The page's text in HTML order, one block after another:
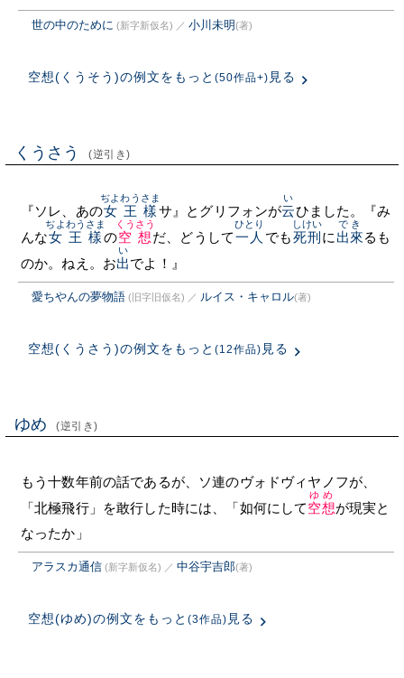
世の中のために (新字新仮名) ／ 小川未明(著)
空想(くうそう)の例文をもっと (50作品+) 見る
くうさう (逆引き)
『ソレ、あの女王樣
ぢよわうさま
サ』とグリフォンが云
い
ひました。『み
んな女王樣
ぢよわうさま
の空想
くうさう
だ、どうして一人
ひとり
でも死刑
しけい
に 出來
でき
るも
のか。ねえ。お出
い
でよ！』
愛ちやんの夢物語 (旧字旧仮名) ／ ルイス・キャロル(著)
空想(くうさう)の例文をもっと (12作品) 見る
ゆめ (逆引き)
もう十数年前の話であるが、ソ連のヴォドヴィヤノフが、
「北極飛行」を敢行した時には、「如何にして空想
ゆめ
が現実と
なったか」
アラスカ通信 (新字新仮名) ／ 中谷宇吉郎(著)
空想(ゆめ)の例文をもっと (3作品) 見る